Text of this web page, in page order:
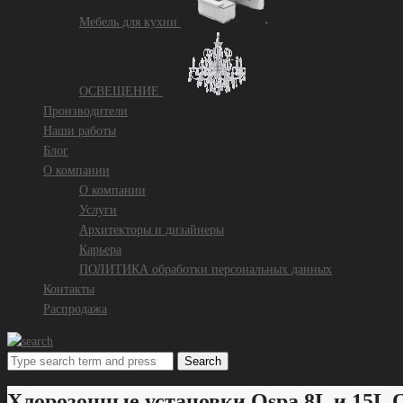
Mебель для кухни
ОСВЕЩЕНИЕ
Производители
Наши работы
Блог
О компании
О компании
Услуги
Архитекторы и дизайнеры
Карьера
ПОЛИТИКА обработки персональных данных
Контакты
Распродажа
Search